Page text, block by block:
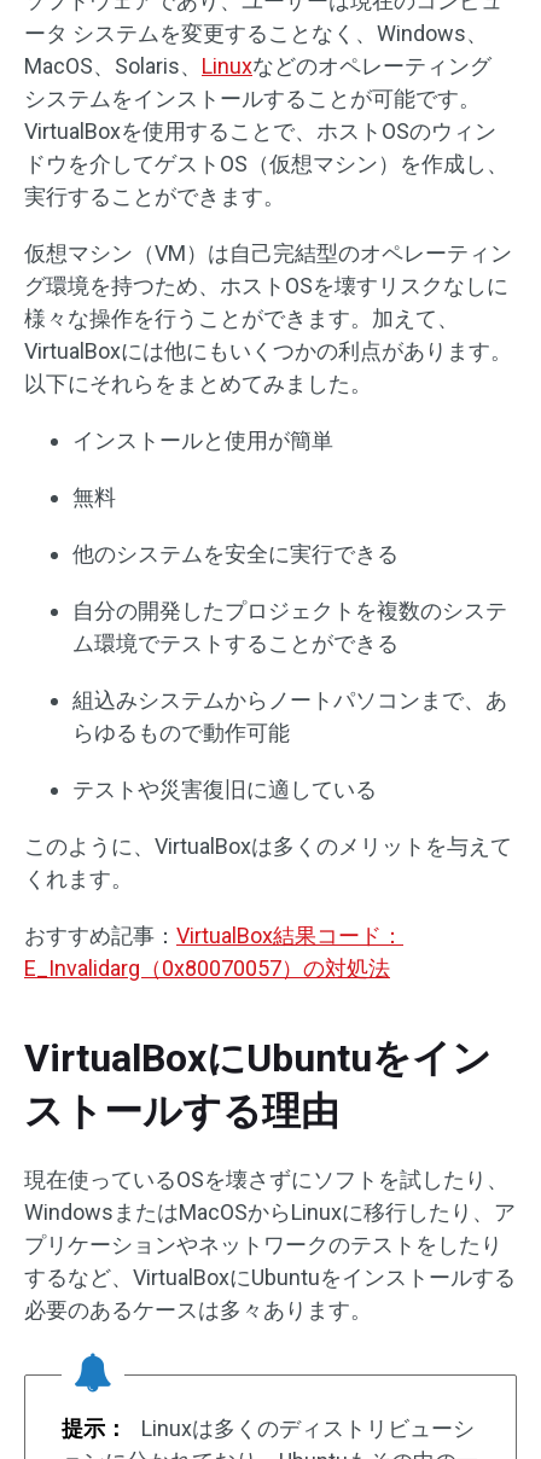
ータ システムを変更することなく、Windows、
MacOS、Solaris、 Linuxなどのオペレーティング
システムをインストールすることが可能です。
VirtualBoxを使用することで、ホストOSのウィン
ドウを介してゲストOS（仮想マシン）を作成し、
実行することができます。
仮想マシン（VM）は自己完結型のオペレーティン
グ環境を持つため、ホストOSを壊すリスクなしに
様々な操作を行うことができます。加えて、
VirtualBoxには他にもいくつかの利点があります。
以下にそれらをまとめてみました。
インストールと使用が簡単
無料
他のシステムを安全に実行できる
自分の開発したプロジェクトを複数のシステ
ム環境でテストすることができる
組込みシステムからノートパソコンまで、あ
らゆるもので動作可能
テストや災害復旧に適している
このように、VirtualBoxは多くのメリットを与えて
くれます。
おすすめ記事： VirtualBox結果コード：
E_Invalidarg（0x80070057）の対処法
VirtualBoxにUbuntuをイン
ストールする理由
現在使っているOSを壊さずにソフトを試したり、
WindowsまたはMacOSからLinuxに移行したり、ア
プリケーションやネットワークのテストをしたり
するなど、VirtualBoxにUbuntuをインストールする
必要のあるケースは多々あります。
提示：
Linuxは多くのディストリビューシ